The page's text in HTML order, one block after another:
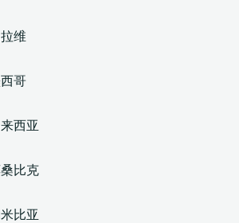
维
哥
西亚
比克
比亚